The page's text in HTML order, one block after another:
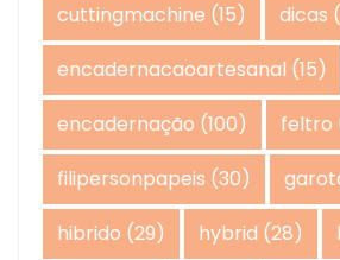
cuttingmachine (15) dicas
encadernacaoartesanal (15)
encadernação (100) feltro
filipersonpapeis (30)
hibrido (29) hybrid (28)